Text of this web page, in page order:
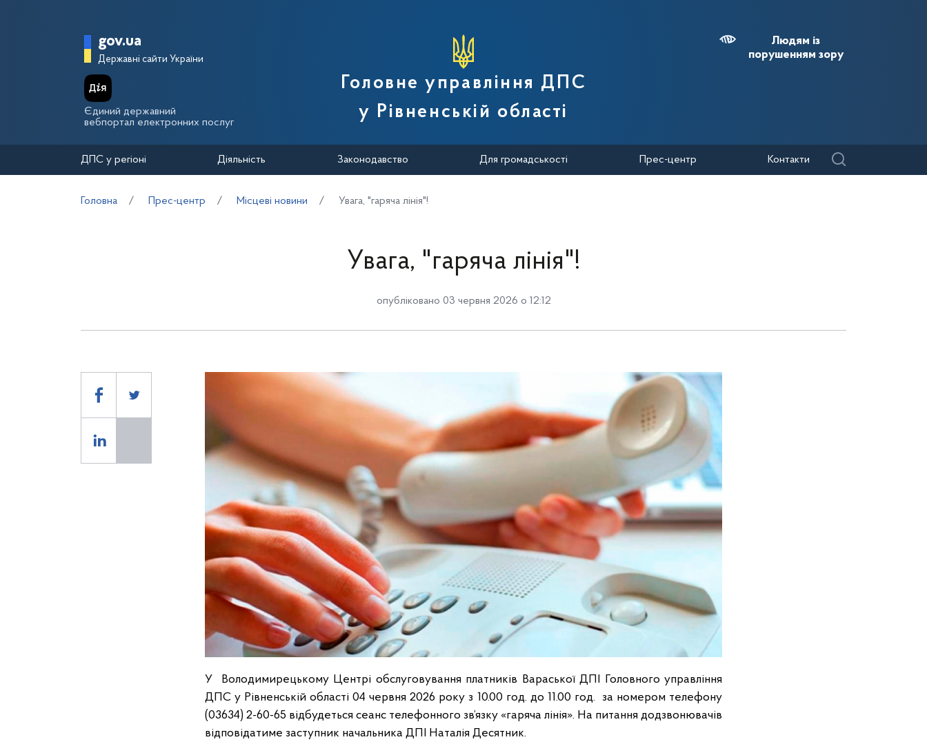
Головна сторінка Державної податкової служби України
gov.ua
Державні сайти України
Єдиний державний
вебпортал електронних послуг
Головне управління ДПС
у Рівненській області
Людям із
порушенням зору
ДПС у регіоні Діяльність Законодавство Для громадськості Прес-центр Контакти
Головна Прес-центр Місцеві новини Увага, "гаряча лінія"!
Увага, "гаряча лінія"!
опубліковано 03 червня 2026 о 12:12
У Володимирецькому Центрі обслуговування платників Вараської ДПІ Головного управління
ДПС у Рівненській області 04 червня 2026 року з 10.00 год. до 11.00 год. за номером телефону
(03634) 2-60-65 відбудеться сеанс телефонного зв’язку «гаряча лінія». На питання додзвонювачів
відповідатиме заступник начальника ДПІ Наталія Десятник.